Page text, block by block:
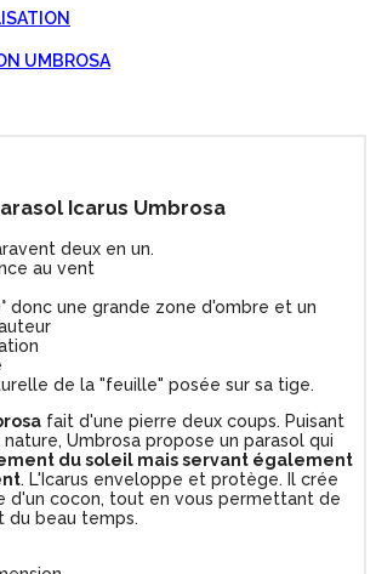
UMBROSA
Icarus Umbrosa
deux en un.
au vent
donc une grande zone d'ombre et un
de la "feuille" posée sur sa tige.
fait d'une pierre deux coups. Puisant
Umbrosa propose un parasol qui
du soleil mais servant également
. L'Icarus enveloppe et protège. Il crée
d'un cocon, tout en vous permettant de
du beau temps.